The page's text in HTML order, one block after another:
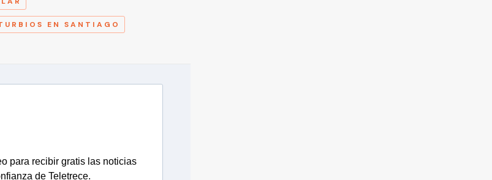
EN SANTIAGO
para recibir gratis las noticias
de Teletrece.